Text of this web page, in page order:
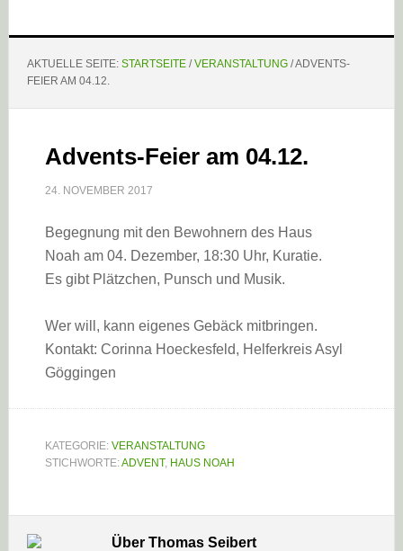
AKTUELLE SEITE: STARTSEITE / VERANSTALTUNG /ADVENTS-
FEIER AM 04.12.
Advents-Feier am 04.12.
24. NOVEMBER 2017
Begegnung mit den Bewohnern des Haus
Noah am 04. Dezember, 18:30 Uhr, Kuratie.
Es gibt Plätzchen, Punsch und Musik.
Wer will, kann eigenes Gebäck mitbringen.
Kontakt: Corinna Hoeckesfeld, Helferkreis Asyl
Göggingen
KATEGORIE: VERANSTALTUNG
STICHWORTE:ADVENT, HAUS NOAH
Über Thomas Seibert